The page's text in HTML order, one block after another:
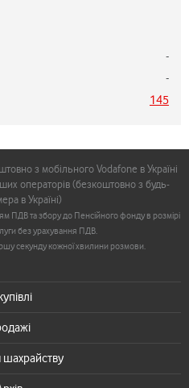
-
-
145
з мобільного Vodafone в Україні
операторів (безкоштовно з будь-
в Україні)
ПДВ та збору до Пенсійного фонду в розмірі
без урахування ПДВ.
секунду кожної хвилини розмови.
шахрайству